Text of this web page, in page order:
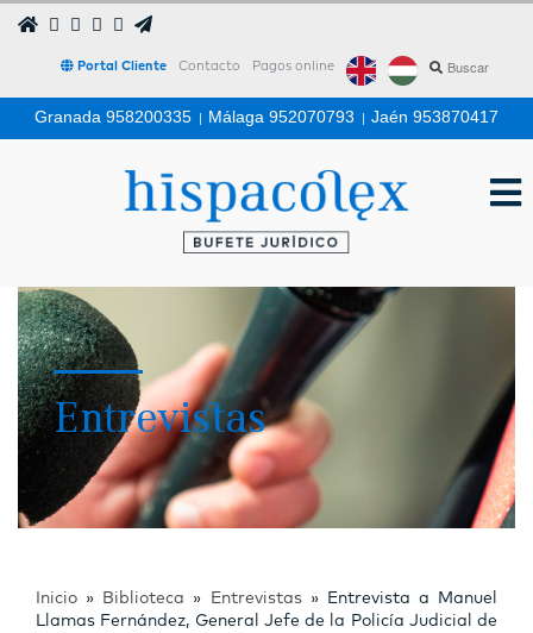
Portal Cliente Contacto Pagos online
Granada 958200335 | Málaga 952070793 | Jaén 953870417
Entrevistas
Inicio » Biblioteca » Entrevistas»
Entrevista a Manuel
Llamas Fernández, General Jefe de la Policía Judicial de